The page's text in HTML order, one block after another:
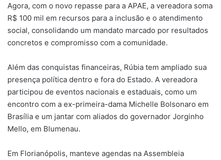
Agora, com o novo repasse para a APAE, a vereadora soma
R$ 100 mil em recursos para a inclusão e o atendimento
social, consolidando um mandato marcado por resultados
concretos e compromisso com a comunidade.
Além das conquistas financeiras, Rúbia tem ampliado sua
presença política dentro e fora do Estado. A vereadora
participou de eventos nacionais e estaduais, como um
encontro com a ex-primeira-dama Michelle Bolsonaro em
Brasília e um jantar com aliados do governador Jorginho
Mello, em Blumenau.
Em Florianópolis, manteve agendas na Assembleia